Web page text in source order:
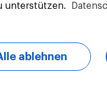
unterstützen.
ablehnen